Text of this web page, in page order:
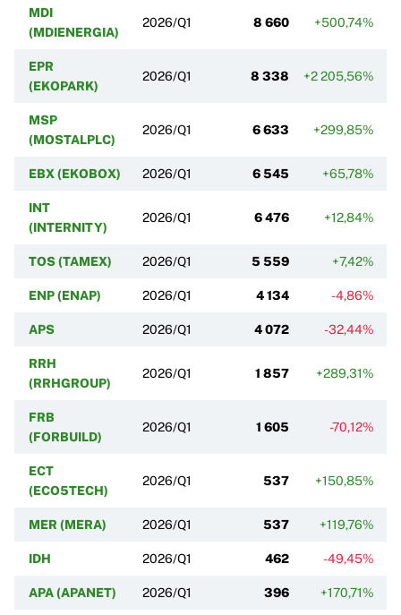
MDI
(MDIENERGIA)
2026/Q1 8 660 +500,74%
EPR
(EKOPARK)
2026/Q1 8 338 +2 205,56%
MSP
(MOSTALPLC)
2026/Q1 6 633 +299,85%
EBX (EKOBOX) 2026/Q1 6 545 +65,78%
INT
(INTERNITY)
2026/Q1 6 476 +12,84%
TOS (TAMEX) 2026/Q1 5 559 +7,42%
ENP (ENAP) 2026/Q1 4 134 -4,86%
APS 2026/Q1 4 072 -32,44%
RRH
(RRHGROUP)
2026/Q1 1 857 +289,31%
FRB
(FORBUILD)
2026/Q1 1 605 -70,12%
ECT
(ECO5TECH)
2026/Q1 537 +150,85%
MER (MERA) 2026/Q1 537 +119,76%
IDH 2026/Q1 462 -49,45%
APA (APANET) 2026/Q1 396 +170,71%